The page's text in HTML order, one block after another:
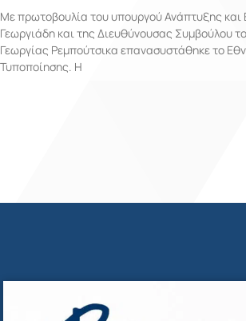
Με πρωτοβουλία του υπουργού Ανάπτυξης και
Γεωργιάδη και της Διευθύνουσας Συμβούλου
Γεωργίας Ρεμπούτσικα επανασυστάθηκε το
Τυποποίησης. Η